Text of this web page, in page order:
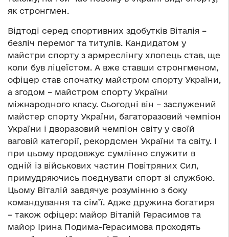
як стронгмен.
Відтоді серед спортивних здобутків Віталія –
безліч перемог та титулів. Кандидатом у
майстри спорту з армреслінгу хлопець став, ще
коли був ліцеїстом. А вже ставши стронгменом,
офіцер став спочатку майстром спорту України,
а згодом – майстром спорту України
міжнародного класу. Сьогодні він – заслужений
майстер спорту України, багаторазовий чемпіон
України і дворазовий чемпіон світу у своїй
ваговій категорії, рекордсмен України та світу. І
при цьому продовжує сумлінно служити в
одній із військових частин Повітряних Сил,
примудряючись поєднувати спорт зі службою.
Цьому Віталій завдячує розумінню з боку
командування та сім’ї. Адже дружина богатиря
– також офіцер: майор Віталій Герасимов та
майор Ірина Подима-Герасимова проходять